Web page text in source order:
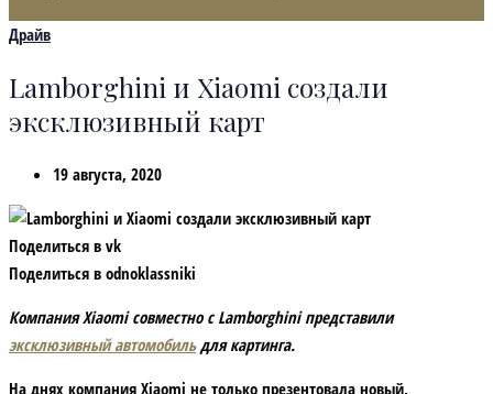
Драйв
Lamborghini и Xiaomi создали
эксклюзивный карт
19 августа, 2020
Поделиться в vk
Поделиться в odnoklassniki
Компания Xiaomi совместно с Lamborghini представили
эксклюзивный автомобильдля картинга.
На днях компания Xiaomi не только презентовала новый,